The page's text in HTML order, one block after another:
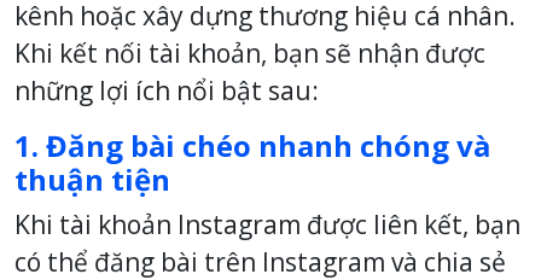
kênh hoặc xây dựng thương hiệu cá nhân.
Khi kết nối tài khoản, bạn sẽ nhận được
những lợi ích nổi bật sau:
1. Đăng bài chéo nhanh chóng và
thuận tiện
Khi tài khoản Instagram được liên kết, bạn
có thể đăng bài trên Instagram và chia sẻ